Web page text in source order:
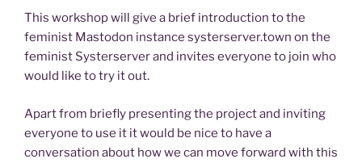
This workshop will give a brief introduction to the
feminist Mastodon instance systerserver.town on the
feminist Systerserver and invites everyone to join who
would like to try it out.
Apart from briefly presenting the project and inviting
everyone to use it it would be nice to have a
conversation about how we can move forward with this